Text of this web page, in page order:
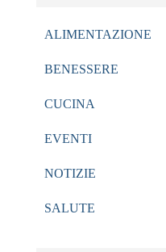
ALIMENTAZIONE
BENESSERE
CUCINA
EVENTI
NOTIZIE
SALUTE